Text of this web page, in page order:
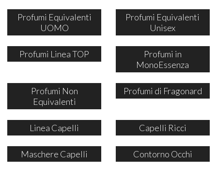
Profumi Equivalenti
UOMO
Profumi Equivalenti
Unisex
Profumi Linea TOP
Profumi in
MonoEssenza
Profumi Non
Equivalenti
Profumi di Fragonard
Linea Capelli Capelli Ricci
Maschere Capelli Contorno Occhi